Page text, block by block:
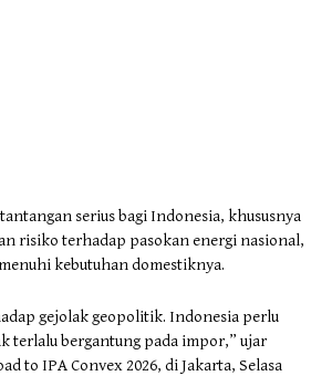
serius bagi Indonesia, khususnya
risiko terhadap pasokan energi nasional,
kebutuhan domestiknya.
gejolak geopolitik. Indonesia perlu
terlalu bergantung pada impor,” ujar
to IPA Convex 2026, di Jakarta, Selasa